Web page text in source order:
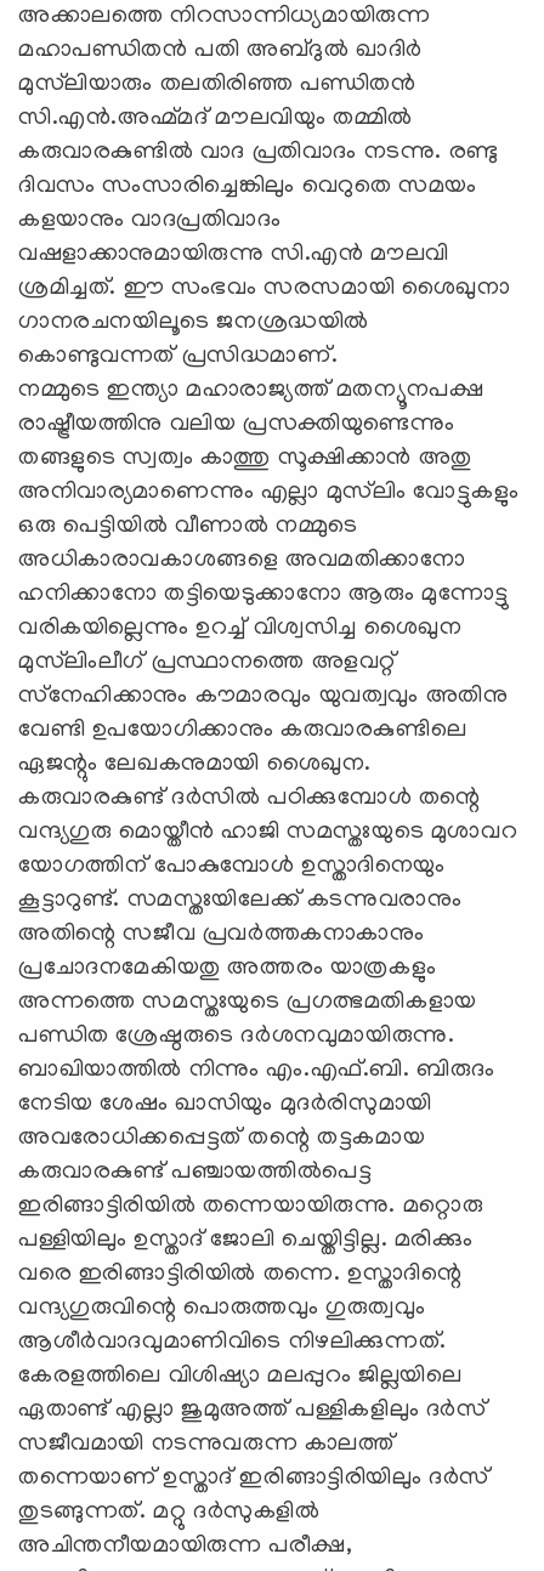
അക്കാലത്തെ നിറസാന്നിധ്യമായിരുന്ന
മഹാപണ്ഡിതന്‍ പതി അബ്ദുല്‍ ഖാദിര്‍
മുസ്‌ലിയാരും തലതിരിഞ്ഞ പണ്ഡിതന്‍
സി.എന്‍.അഹ്മ്മദ് മൗലവിയും തമ്മില്‍
കരുവാരകുണ്ടില്‍ വാദ പ്രതിവാദം നടന്നു. രണ്ടു
ദിവസം സംസാരിച്ചെങ്കിലും വെറുതെ സമയം
കളയാനും വാദപ്രതിവാദം
വഷളാക്കാനുമായിരുന്നു സി.എന്‍ മൗലവി
ശ്രമിച്ചത്. ഈ സംഭവം സരസമായി ശൈഖുനാ
ഗാനരചനയിലൂടെ ജനശ്രദ്ധയില്‍
കൊണ്ടുവന്നത് പ്രസിദ്ധമാണ്.
നമ്മുടെ ഇന്ത്യാ മഹാരാജ്യത്ത് മതന്യൂനപക്ഷ
രാഷ്ട്രീയത്തിനു വലിയ പ്രസക്തിയുണ്ടെന്നും
തങ്ങളുടെ സ്വത്വം കാത്തു സൂക്ഷിക്കാന്‍ അതു
അനിവാര്യമാണെന്നും എല്ലാ മുസ്‌ലിം വോട്ടുകളും
ഒരു പെട്ടിയില്‍ വീണാല്‍ നമ്മുടെ
അധികാരാവകാശങ്ങളെ അവമതിക്കാനോ
ഹനിക്കാനോ തട്ടിയെടുക്കാനോ ആരും മുന്നോട്ടു
വരികയില്ലെന്നും ഉറച്ച് വിശ്വസിച്ച ശൈഖുന
മുസ്‌ലിംലീഗ് പ്രസ്ഥാനത്തെ അളവറ്റ്
സ്‌നേഹിക്കാനും കൗമാരവും യുവത്വവും അതിനു
വേണ്ടി ഉപയോഗിക്കാനും കരുവാരകുണ്ടിലെ
ഏജന്റും ലേഖകനുമായി ശൈഖുന.
കരുവാരകുണ്ട് ദര്‍സില്‍ പഠിക്കുമ്പോള്‍ തന്റെ
വന്ദ്യഗുരു മൊയ്തീന്‍ ഹാജി സമസ്തഃയുടെ മുശാവറ
യോഗത്തിന് പോകുമ്പോള്‍ ഉസ്താദിനെയും
കൂട്ടാറുണ്ട്. സമസ്തഃയിലേക്ക് കടന്നുവരാനും
അതിന്റെ സജീവ പ്രവര്‍ത്തകനാകാനും
പ്രചോദനമേകിയതു അത്തരം യാത്രകളും
അന്നത്തെ സമസ്തഃയുടെ പ്രഗത്ഭമതികളായ
പണ്ഡിത ശ്രേഷ്ഠരുടെ ദര്‍ശനവുമായിരുന്നു.
ബാഖിയാത്തില്‍ നിന്നും എം.എഫ്.ബി. ബിരുദം
നേടിയ ശേഷം ഖാസിയും മുദര്‍രിസുമായി
അവരോധിക്കപ്പെട്ടത് തന്റെ തട്ടകമായ
കരുവാരകുണ്ട് പഞ്ചായത്തില്‍പെട്ട
ഇരിങ്ങാട്ടിരിയില്‍ തന്നെയായിരുന്നു. മറ്റൊരു
പള്ളിയിലും ഉസ്താദ് ജോലി ചെയ്തിട്ടില്ല. മരിക്കും
വരെ ഇരിങ്ങാട്ടിരിയില്‍ തന്നെ. ഉസ്താദിന്റെ
വന്ദ്യഗുരുവിന്റെ പൊരുത്തവും ഗുരുത്വവും
ആശീര്‍വാദവുമാണിവിടെ നിഴലിക്കുന്നത്.
കേരളത്തിലെ വിശിഷ്യാ മലപ്പുറം ജില്ലയിലെ
ഏതാണ്ട് എല്ലാ ജുമുഅത്ത് പള്ളികളിലും ദര്‍സ്
സജീവമായി നടന്നുവരുന്ന കാലത്ത്
തന്നെയാണ് ഉസ്താദ് ഇരിങ്ങാട്ടിരിയിലും ദര്‍സ്
തുടങ്ങുന്നത്. മറ്റു ദര്‍സുകളില്‍
അചിന്തനീയമായിരുന്ന പരീക്ഷ,